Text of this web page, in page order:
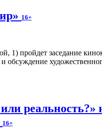
16+
1) пройдет заседание
обсуждение
реальность?»
16+